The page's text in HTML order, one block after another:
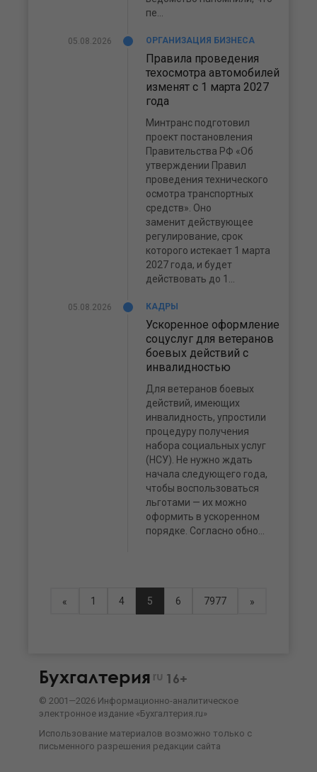
пе...
05.08.2026 ОРГАНИЗАЦИЯ БИЗНЕСА
Правила проведения
техосмотра автомобилей
изменят с 1 марта 2027
года
Минтранс подготовил
проект постановления
Правительства РФ «Об
утверждении Правил
проведения технического
осмотра транспортных
средств». Оно
заменит действующее
регулирование, срок
которого истекает 1 марта
2027 года, и будет
действовать до 1...
05.08.2026 КАДРЫ
Ускоренное оформление
соцуслуг для ветеранов
боевых действий с
инвалидностью
Для ветеранов боевых
действий, имеющих
инвалидность, упростили
процедуру получения
набора социальных услуг
(НСУ). Не нужно ждать
начала следующего года,
чтобы воспользоваться
льготами — их можно
оформить в ускоренном
порядке. Согласно обно...
« 1 4 5 6 7977 »
Бухгалтерия ru 16+
© 2001—2026 Информационно-аналитическое
электронное издание «Бухгалтерия.ru»
Использование материалов возможно только с
письменного разрешения редакции сайта